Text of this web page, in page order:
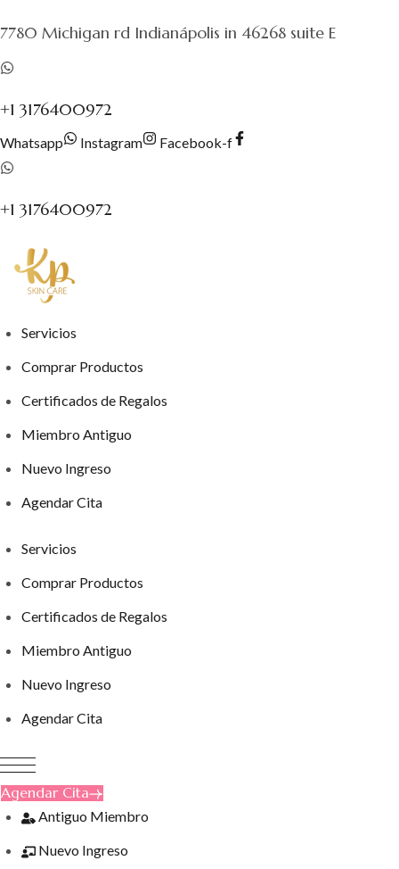
contenido
7780 Michigan rd Indianápolis in 46268 suite E
+1 3176400972
Whatsapp Instagram Facebook-f
+1 3176400972
Servicios
Comprar Productos
Certificados de Regalos
Miembro Antiguo
Nuevo Ingreso
Agendar Cita
Servicios
Comprar Productos
Certificados de Regalos
Miembro Antiguo
Nuevo Ingreso
Agendar Cita
Agendar Cita
Antiguo Miembro
Nuevo Ingreso